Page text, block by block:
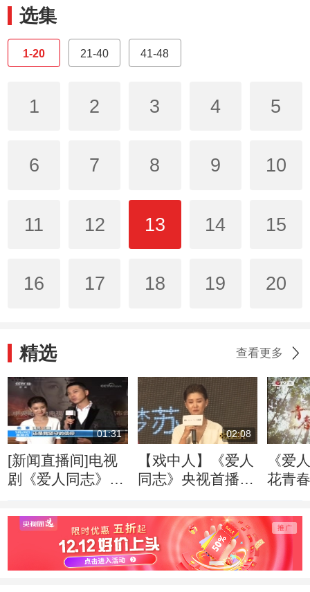
选集
1-20 21-40 41-48
1 2 3 4 5
6 7 8 9 10
11 12 13 14 15
16 17 18 19 20
精选 查看更多
01:31
[新闻直播间]电视
剧《爱人同志》央
创作 致敬革命先
辈
02:08
【戏中人】《爱人
同志》央视首播
仰之美
《爱
花青